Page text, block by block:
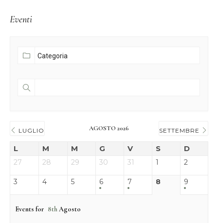
Eventi
LUGLIO AGOSTO 2026 SETTEMBRE
L M M G V S D
27 28 29 30 31 1 2
3 4 5 6 7 8 9
Events for 8thAgosto